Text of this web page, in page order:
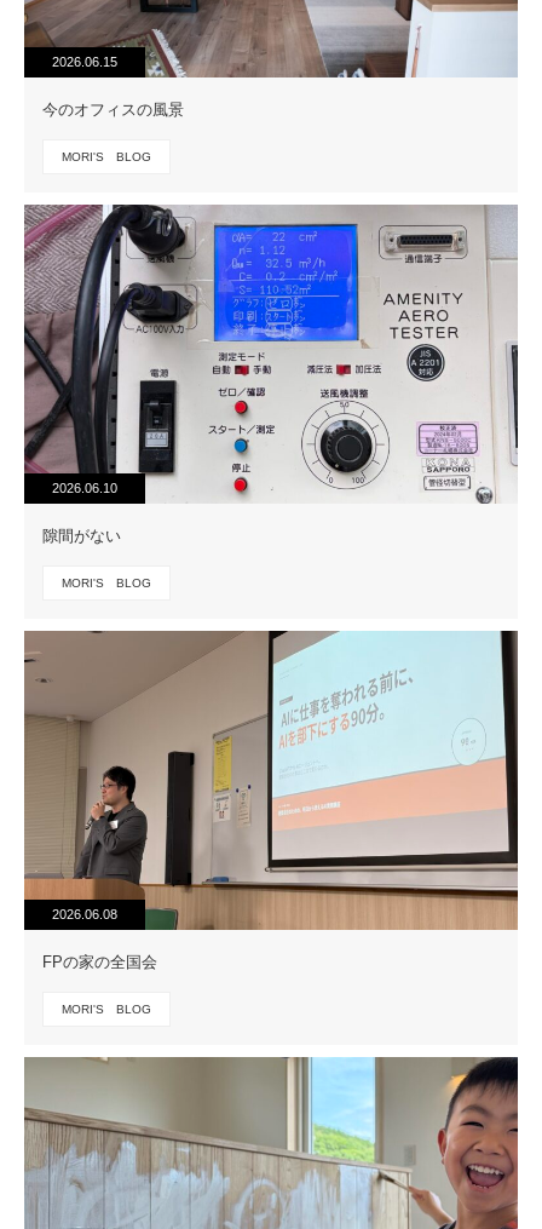
2026.06.15
今のオフィスの風景
MORI'S BLOG
2026.06.10
隙間がない
MORI'S BLOG
2026.06.08
FPの家の全国会
MORI'S BLOG